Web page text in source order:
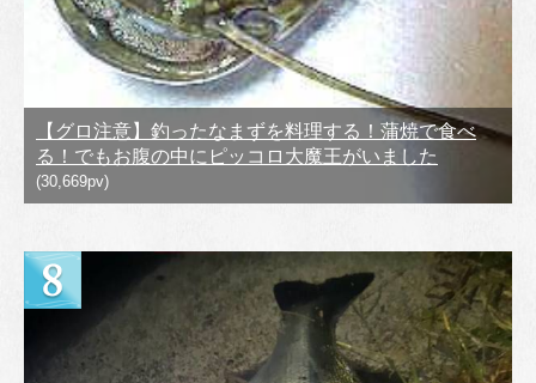
【グロ注意】釣ったなまずを料理する！蒲焼で食べ
る！でもお腹の中にピッコロ大魔王がいました
(30,669pv)